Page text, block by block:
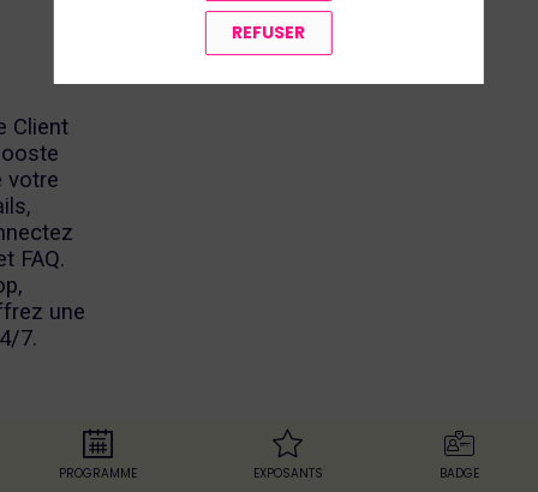
Client
votre
FAQ.
une
7.
PROGRAMME EXPOSANTS BADGE
REFUSER